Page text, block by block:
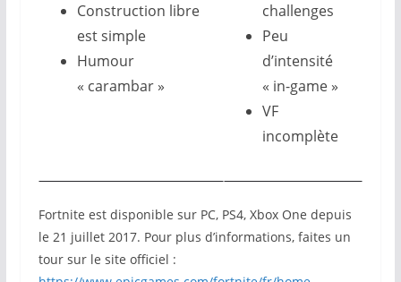
Construction libre
est simple
Humour
« carambar »
challenges
Peu
d’intensité
« in-game »
VF
incomplète
Fortnite est disponible sur PC, PS4, Xbox One depuis
le 21 juillet 2017. Pour plus d’informations, faites un
tour sur le site officiel :